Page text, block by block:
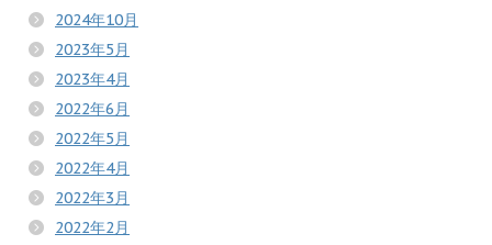
2024年10月
2023年5月
2023年4月
2022年6月
2022年5月
2022年4月
2022年3月
2022年2月